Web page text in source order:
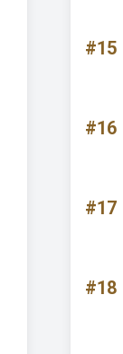
#15
#16
#17
#18